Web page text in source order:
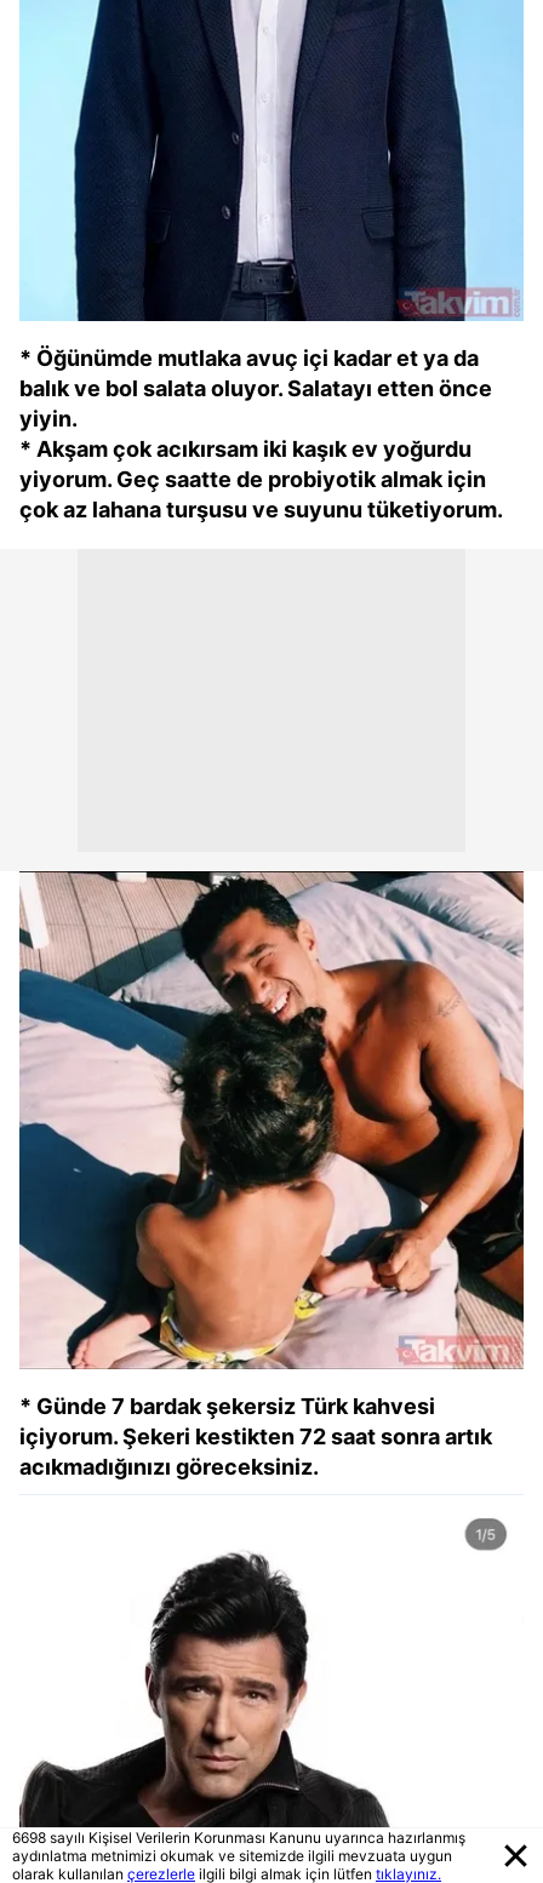
* Öğünümde mutlaka avuç içi kadar et ya da
balık ve bol salata oluyor. Salatayı etten önce
yiyin.
* Akşam çok acıkırsam iki kaşık ev yoğurdu
yiyorum. Geç saatte de probiyotik almak için
çok az lahana turşusu ve suyunu tüketiyorum.
* Günde 7 bardak şekersiz Türk kahvesi
içiyorum. Şekeri kestikten 72 saat sonra artık
acıkmadığınızı göreceksiniz.
6698 sayılı Kişisel Verilerin Korunması Kanunu uyarınca hazırlanmış
aydınlatma metnimizi okumak ve sitemizde ilgili mevzuata uygun
olarak kullanılan çerezlerle ilgili bilgi almak için lütfen tıklayınız.